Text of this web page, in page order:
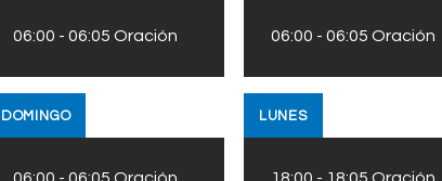
06:00 -06:05 Oración 06:00 -06:05 Oración
DOMINGO LUNES